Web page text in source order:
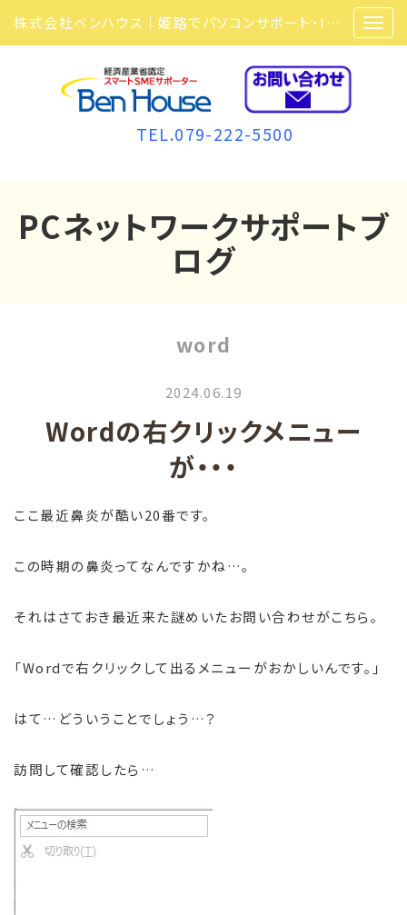
株式会社ベンハウス｜姫路でパソコンサポート・ITサポート・ITセキュリティ・複合機・ビジネスフォンなら弊社にお任せ
TEL.079-222-5500
PCネットワークサポートブ
ログ
word
2024.06.19
Wordの右クリックメニュー
が・・・
ここ最近鼻炎が酷い20番です。
この時期の鼻炎ってなんですかね…。
それはさておき最近来た謎めいたお問い合わせがこちら。
「Wordで右クリックして出るメニューがおかしいんです。」
はて…どういうことでしょう…？
訪問して確認したら…